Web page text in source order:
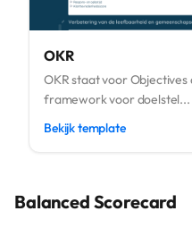
OKR
OKR staat voor Objectives
framework voor doelstel...
Bekijk template
Balanced Scorecard